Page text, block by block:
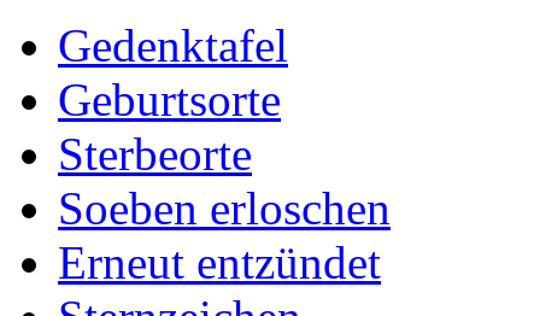
Gedenktafel
Geburtsorte
Sterbeorte
Soeben erloschen
Erneut entzündet